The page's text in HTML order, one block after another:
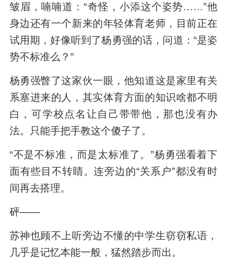
皱眉，喃喃道：“奇怪，小添这个姿势……”他
身边还有一个新来的年轻体育老师，目前正在
试用期，好像听到了杨勇强的话，问道：“是姿
势不标准么？”
杨勇强瞥了这家伙一眼，他知道这是家里有关
系塞进来的人，其实体育方面的知识啥都不明
白，可学校点名让自己带带他，那也没有办
法。只能手把手教这个傻子了。
“不是不标准，而是太标准了。”杨勇强看着下
面有些目不转睛。连旁边的“关系户”都没有时
间再去搭理。
砰——
苏神也顾不上听旁边不懂的中学生窃窃私语，
几乎是记忆本能一般，猛然踏步而出。